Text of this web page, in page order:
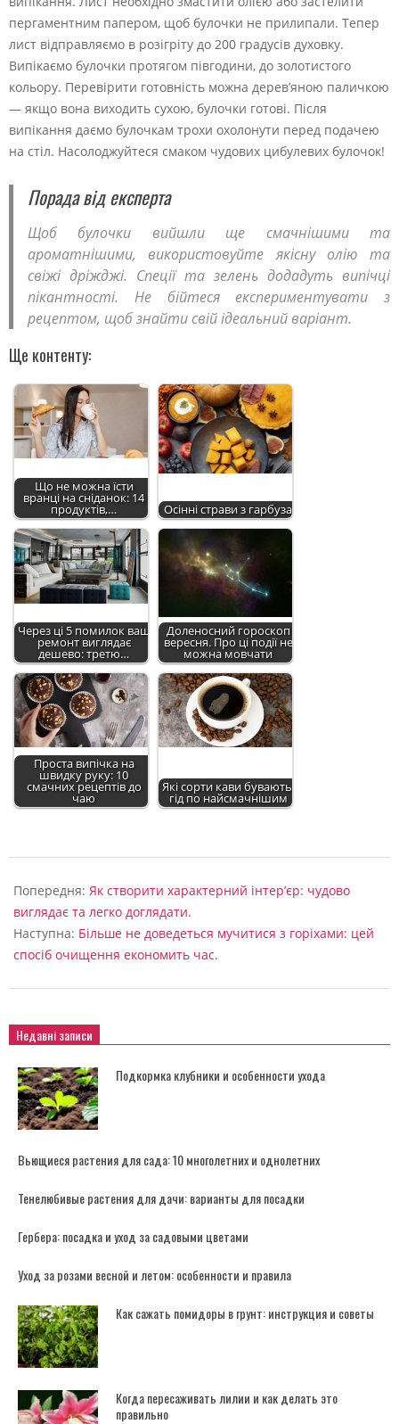
пергаментним папером, щоб булочки не прилипали. Тепер
лист відправляємо в розігріту до 200 градусів духовку.
Випікаємо булочки протягом півгодини, до золотистого
кольору. Перевірити готовність можна дерев’яною паличкою
— якщо вона виходить сухою, булочки готові. Після
випікання даємо булочкам трохи охолонути перед подачею
на стіл. Насолоджуйтеся смаком чудових цибулевих булочок!
Порада від експерта
Щоб булочки вийшли ще смачнішими та
ароматнішими, використовуйте якісну олію та
свіжі дріжджі. Спеції та зелень додадуть випічці
пікантності. Не бійтеся експериментувати з
рецептом, щоб знайти свій ідеальний варіант.
Ще контенту:
Що не можна їсти
вранці на сніданок: 14
продуктів,… Осінні страви з гарбуза
Через ці 5 помилок ваш
ремонт виглядає
дешево: третю…
Доленосний гороскоп
вересня. Про ці події не
можна мовчати
Проста випічка на
швидку руку: 10
смачних рецептів до
чаю
Які сорти кави бувають:
гід по найсмачнішим
02-
18
Попередня: Як створити характерний інтер’єр: чудово
виглядає та легко доглядати.
Наступна: Більше не доведеться мучитися з горіхами: цей
спосіб очищення економить час.
Недавні записи
Подкормка клубники и особенности ухода
Вьющиеся растения для сада: 10 многолетних и однолетних
Тенелюбивые растения для дачи: варианты для посадки
Гербера: посадка и уход за садовыми цветами
Уход за розами весной и летом: особенности и правила
Как сажать помидоры в грунт: инструкция и советы
Когда пересаживать лилии и как делать это
правильно